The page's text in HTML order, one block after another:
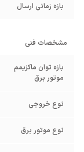
بازه زمانی ارسال
مشخصات فنی
بازه توان ماکزیمم
موتور برق
نوع خروجی
نوع موتور برق